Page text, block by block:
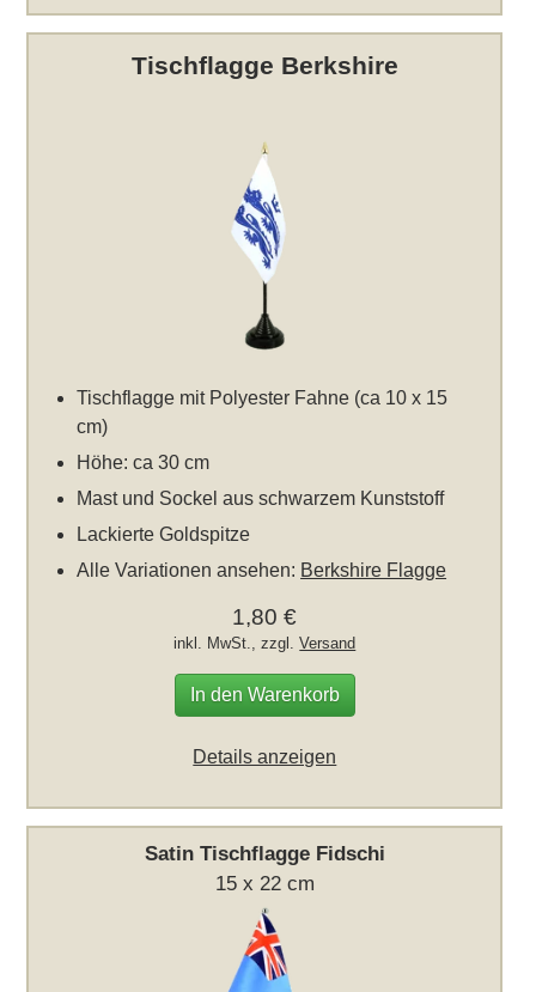
Tischflagge Berkshire
Tischflagge mit Polyester Fahne (ca 10 x 15
cm)
Höhe: ca 30 cm
Mast und Sockel aus schwarzem Kunststoff
Lackierte Goldspitze
Alle Variationen ansehen: Berkshire Flagge
1,80 €
inkl. MwSt., zzgl.Versand
In den Warenkorb
Details anzeigen
Satin Tischflagge Fidschi
15 x 22 cm